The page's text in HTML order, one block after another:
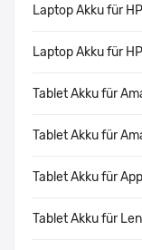
Laptop Akku für
Laptop Akku für
Tablet Akku für
Tablet Akku für
Tablet Akku für
Tablet Akku für